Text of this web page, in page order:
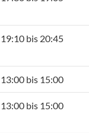
19:10 bis 20:45
13:00 bis 15:00
13:00 bis 15:00